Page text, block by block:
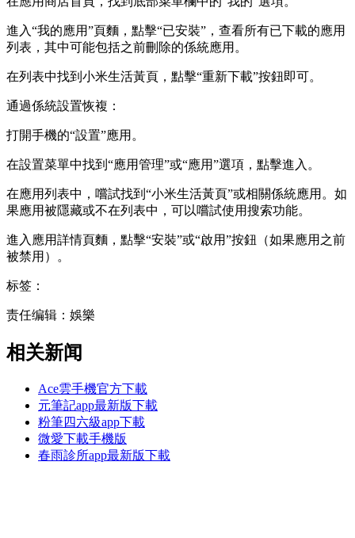
進入“我的應用”頁麵，點擊“已安裝”，查看所有已下載的應用
列表，其中可能包括之前刪除的係統應用。
在列表中找到小米生活黃頁，點擊“重新下載”按鈕即可。
通過係統設置恢複：
打開手機的“設置”應用。
在設置菜單中找到“應用管理”或“應用”選項，點擊進入。
在應用列表中，嚐試找到“小米生活黃頁”或相關係統應用。如
果應用被隱藏或不在列表中，可以嚐試使用搜索功能。
進入應用詳情頁麵，點擊“安裝”或“啟用”按鈕（如果應用之前
被禁用）。
标签：
责任编辑：娛樂
相关新闻
Ace雲手機官方下載
元筆記app最新版下載
粉筆四六級app下載
微愛下載手機版
春雨診所app最新版下載